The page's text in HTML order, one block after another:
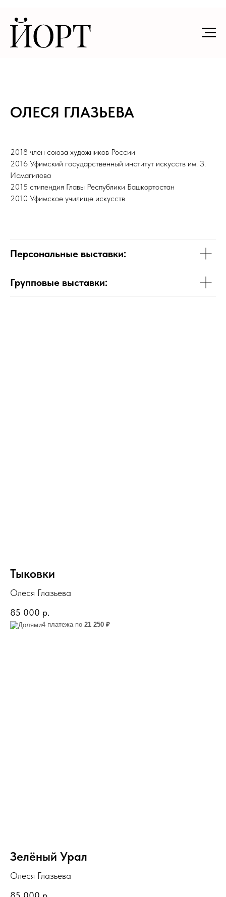
ОЛЕСЯ ГЛАЗЬЕВА
2018 член союза художников России
2016 Уфимский государственный институт искусств им. З.
Исмагилова
2015 стипендия Главы Республики Башкортостан
2010 Уфимское училище искусств
Персональные выставки:
Групповые выставки:
Тыковки
Олеся Глазьева
85 000 р.
4 платежа по 21 250 ₽
Зелёный Урал
Олеся Глазьева